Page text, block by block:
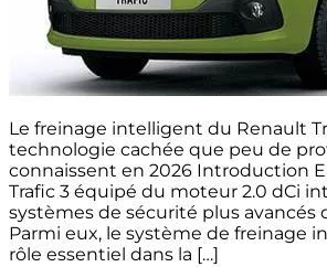
Le freinage intelligent du Renault
technologie cachée que peu de
connaissent en 2026 Introduction
Trafic 3 équipé du moteur 2.0 dCi
systèmes de sécurité plus avancés
Parmi eux, le système de freinage
rôle essentiel dans la […]